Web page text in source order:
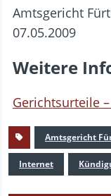
Amtsgericht
07.05.2009
Weitere
Gerichtsurteile
Amtsgericht
Internet